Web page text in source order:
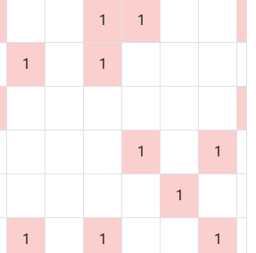
1 1
1 1
1 1
1
1 1 1